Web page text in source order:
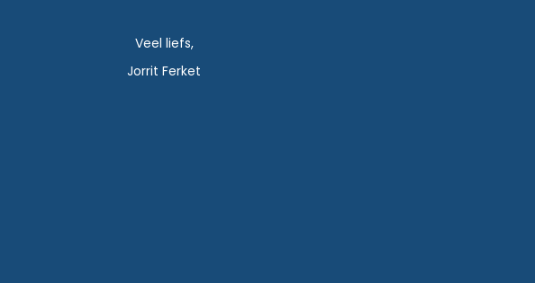
Veel liefs,
Jorrit Ferket